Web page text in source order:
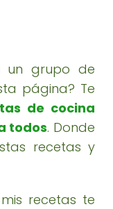
un grupo de
página? Te
de cocina
todos. Donde
recetas y
recetas te